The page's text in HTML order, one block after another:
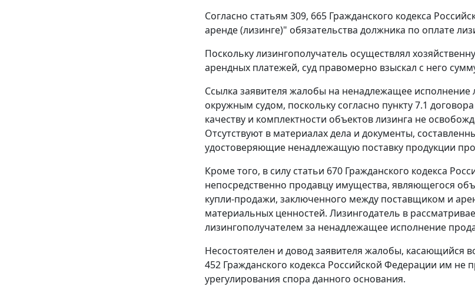
Согласно статьям 309, 665 Гражданского кодекса
аренде (лизинге)" обязательства должника по оплате
Поскольку лизингополучатель осуществлял
арендных платежей, суд правомерно взыскал с него
Ссылка заявителя жалобы на ненадлежащее исполнение
окружным судом, поскольку согласно пункту 7.1
качеству и комплектности объектов лизинга не
Отсутствуют в материалах дела и документы,
удостоверяющие ненадлежащую поставку продукции
Кроме того, в силу статьи 670 Гражданского кодекса
непосредственно продавцу имущества, являющегося
купли-продажи, заключенного между поставщиком и
материальных ценностей. Лизингодатель в
лизингополучателем за ненадлежащее исполнение
Несостоятелен и довод заявителя жалобы, касающийся
452 Гражданского кодекса Российской Федерации им не
урегулирования спора данного основания.